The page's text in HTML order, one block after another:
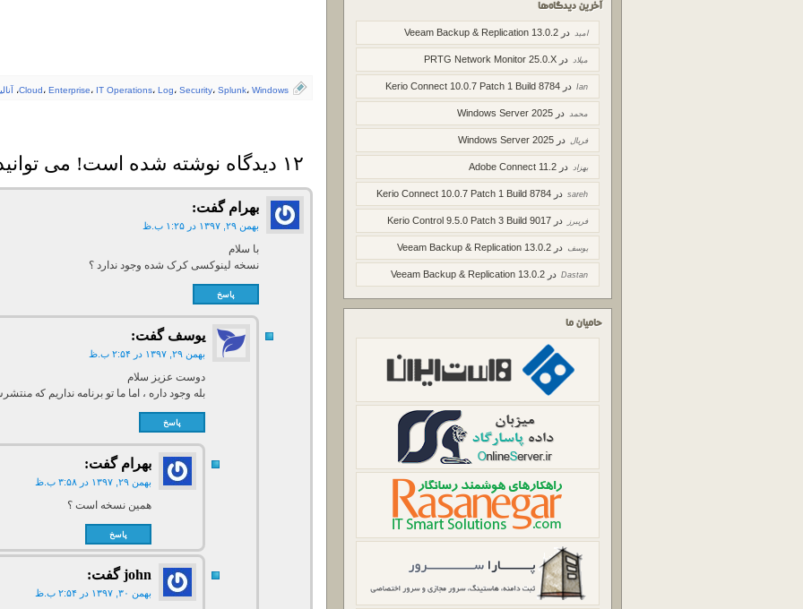
آخرین دیدگاه‌ها
امید در Veeam Backup & Replication 13.0.2
میلاد در PRTG Network Monitor 25.0.X
Ian در Kerio Connect 10.0.7 Patch 1 Build 8784
محمد در Windows Server 2025
فریال در Windows Server 2025
بهزاد در Adobe Connect 11.2
sareh در Kerio Connect 10.0.7 Patch 1 Build 8784
فریبرز در Kerio Control 9.5.0 Patch 3 Build 9017
یوسف در Veeam Backup & Replication 13.0.2
Dastan در Veeam Backup & Replication 13.0.2
حامیان ما
Cloud، Enterprise، IT Operations، Log، Security، Splunk، Windows ،
۱۲ دیدگاه نوشته شده است! می توانید دیدگاه خود را بنویسید
بهرام گفت:
بهمن ۲۹, ۱۳۹۷ در ۱:۲۵ ب.ظ
با سلام
نسخه لینوکسی کرک شده وجود ندارد ؟
پاسخ
یوسف گفت:
بهمن ۲۹, ۱۳۹۷ در ۲:۵۴ ب.ظ
دوست عزیز سلام
بله وجود داره ، اما ما تو برنامه نداریم که
پاسخ
بهرام گفت:
بهمن ۲۹, ۱۳۹۷ در ۳:۵۸ ب.ظ
همین نسخه است ؟
پاسخ
john گفت:
بهمن ۳۰, ۱۳۹۷ در ۲:۵۴ ب.ظ